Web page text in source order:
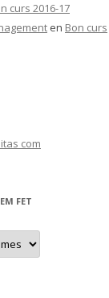
curs 2016-17
en Bon curs
com
FET